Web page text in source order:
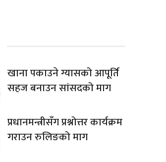
खाना पकाउने ग्यासको आपूर्ति
सहज बनाउन सांसदको माग
प्रधानमन्त्रीसँग प्रश्नोत्तर कार्यक्रम
गराउन रुलिङको माग